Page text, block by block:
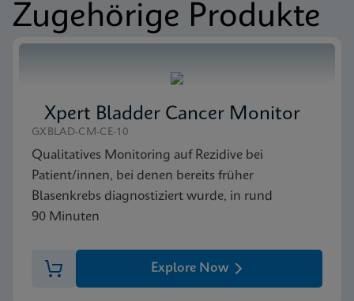
ENG
Packungsbeilage
SDB
Xpert FII FV SDS Global (Multi)
ENG
Xpert FII FV SDS CE-IVD (English)
ENG
Zugehörige Produkte
Xpert Bladder Cancer Monitor
GXBLAD-CM-CE-10
Qualitatives Monitoring auf Rezidive bei
Patient/innen, bei denen bereits früher
Blasenkrebs diagnostiziert wurde, in rund
90 Minuten
Explore Now